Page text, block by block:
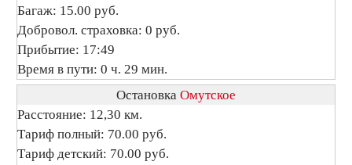
Багаж: 15.00 руб.
Добровол. страховка: 0 руб.
Прибытие: 17:49
Время в пути: 0 ч. 29 мин.
Остановка Омутское
Расстояние: 12,30 км.
Тариф полный: 70.00 руб.
Тариф детский: 70.00 руб.